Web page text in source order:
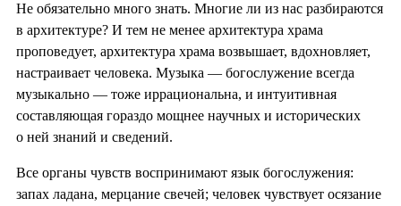
Не обязательно много знать. Многие ли из нас разбираются
в архитектуре? И тем не менее архитектура храма
проповедует, архитектура храма возвышает, вдохновляет,
настраивает человека. Музыка — богослужение всегда
музыкально — тоже иррациональна, и интуитивная
составляющая гораздо мощнее научных и исторических
о ней знаний и сведений.
Все органы чувств воспринимают язык богослужения:
запах ладана, мерцание свечей; человек чувствует осязание